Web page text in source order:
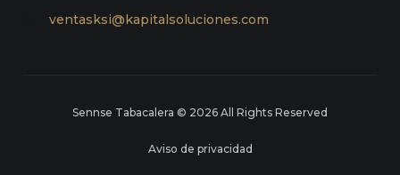
ventasksi@kapitalsoluciones.com
Sennse Tabacalera © 2026 All Rights Reserved
Aviso de privacidad